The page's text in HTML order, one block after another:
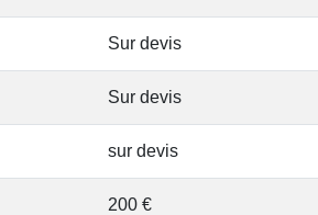
Sur devis
Sur devis
sur devis
200 €